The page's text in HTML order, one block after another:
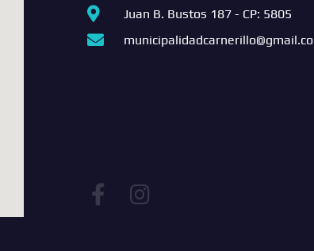
Juan B. Bustos 187 - CP: 5805